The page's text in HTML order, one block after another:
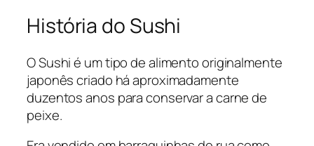
História do Sushi
O Sushi é um tipo de alimento originalmente
japonês criado há aproximadamente
duzentos anos para conservar a carne de
peixe.